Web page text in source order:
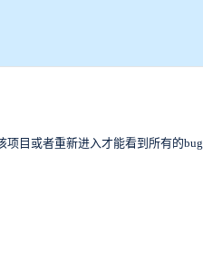
目或者重新进入才能看到所有的bug